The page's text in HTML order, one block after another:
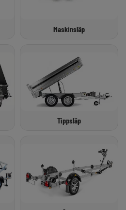
Maskinsläp
Tippsläp